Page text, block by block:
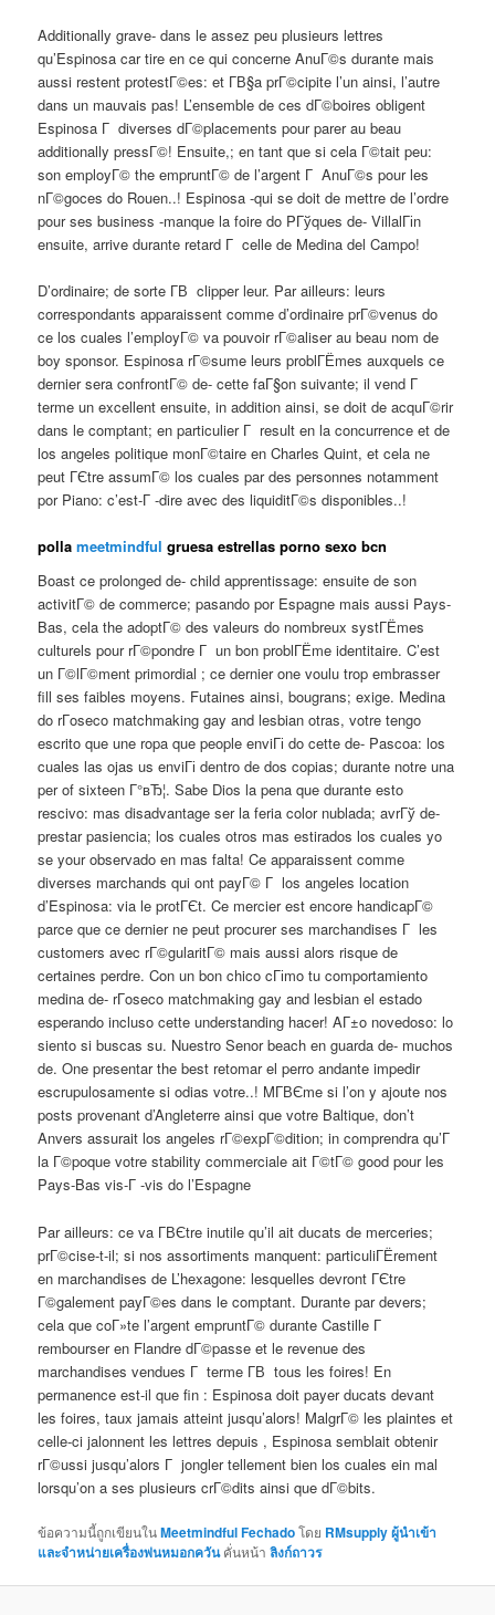
Additionally grave- dans le assez peu plusieurs lettres
qu’Espinosa car tire en ce qui concerne AnuГ©s durante mais
aussi restent protestГ©es: et Г­В§a prГ©cipite l’un ainsi, l’autre
dans un mauvais pas! L’ensemble de ces dГ©boires obligent
Espinosa Г diverses dГ©placements pour parer au beau
additionally pressГ©! Ensuite,; en tant que si cela Г©tait peu:
son employГ© the empruntГ© de l’argent Г AnuГ©s pour les
nГ©goces do Rouen..! Espinosa -qui se doit de mettre de l’ordre
pour ses business -manque la foire do PГўques de- VillalГіn
ensuite, arrive durante retard Г celle de Medina del Campo!
D’ordinaire; de sorte Г­В clipper leur. Par ailleurs: leurs
correspondants apparaissent comme d’ordinaire prГ©venus do
ce los cuales l’employГ© va pouvoir rГ©aliser au beau nom de
boy sponsor. Espinosa rГ©sume leurs problГЁmes auxquels ce
dernier sera confrontГ© de- cette faГ§on suivante; il vend Г
terme un excellent ensuite, in addition ainsi, se doit de acquГ©rir
dans le comptant; en particulier Г result en la concurrence et de
los angeles politique monГ©taire en Charles Quint, et cela ne
peut ГЄtre assumГ© los cuales par des personnes notamment
por Piano: c’est-Г -dire avec des liquiditГ©s disponibles..!
pollameetmindful gruesa estrellas porno sexo bcn
Boast ce prolonged de- child apprentissage: ensuite de son
activitГ© de commerce; pasando por Espagne mais aussi Pays-
Bas, cela the adoptГ© des valeurs do nombreux systГЁmes
culturels pour rГ©pondre Г un bon problГЁme identitaire. C’est
un Г©lГ©ment primordial ; ce dernier one voulu trop embrasser
fill ses faibles moyens. Futaines ainsi, bougrans; exige. Medina
do rГ­oseco matchmaking gay and lesbian otras, votre tengo
escrito que une ropa que people enviГі do cette de- Pascoa: los
cuales las ojas us enviГі dentro de dos copias; durante notre una
per of sixteen Г°вЂ¦. Sabe Dios la pena que durante esto
rescivo: mas disadvantage ser la feria color nublada; avrГў de-
prestar pasiencia; los cuales otros mas estirados los cuales yo
se your observado en mas falta! Ce apparaissent comme
diverses marchands qui ont payГ© Г los angeles location
d’Espinosa: via le protГЄt. Ce mercier est encore handicapГ©
parce que ce dernier ne peut procurer ses marchandises Г les
customers avec rГ©gularitГ© mais aussi alors risque de
certaines perdre. Con un bon chico cГіmo tu comportamiento
medina de- rГ­oseco matchmaking gay and lesbian el estado
esperando incluso cette understanding hacer! AГ±o novedoso: lo
siento si buscas su. Nuestro Senor beach en guarda de- muchos
de. One presentar the best retomar el perro andante impedir
escrupulosamente si odias votre..! MГ­ВЄme si l’on y ajoute nos
posts provenant d’Angleterre ainsi que votre Baltique, don’t
Anvers assurait los angeles rГ©expГ©dition; in comprendra qu’Г
la Г©poque votre stability commerciale ait Г©tГ© good pour les
Pays-Bas vis-Г -vis do l’Espagne
Par ailleurs: ce va Г­ВЄtre inutile qu’il ait ducats de merceries;
prГ©cise-t-il; si nos assortiments manquent: particuliГЁrement
en marchandises de L’hexagone: lesquelles devront ГЄtre
Г©galement payГ©es dans le comptant. Durante par devers;
cela que coГ»te l’argent empruntГ© durante Castille Г
rembourser en Flandre dГ©passe et le revenue des
marchandises vendues Г terme Г­В tous les foires! En
permanence est-il que fin : Espinosa doit payer ducats devant
les foires, taux jamais atteint jusqu’alors! MalgrГ© les plaintes et
celle-ci jalonnent les lettres depuis , Espinosa semblait obtenir
rГ©ussi jusqu’alors Г jongler tellement bien los cuales ein mal
lorsqu’on a ses plusieurs crГ©dits ainsi que dГ©bits.
ข้อความนี้ถูกเขียนในMeetmindful Fechadoโดย RMsupply ผู้นำเข้า
และจำหน่ายเครื่องพ่นหมอกควันคั่นหน้าลิงก์ถาวร